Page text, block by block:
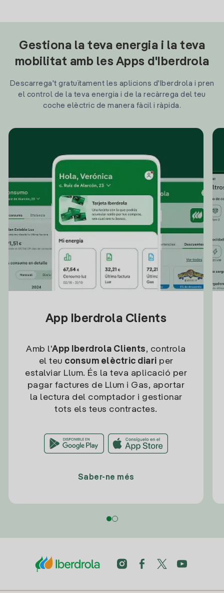
Gestiona la teva energia i la teva
mobilitat amb les Apps d'Iberdrola
Descarrega't gratuïtament les aplicions d'Iberdrola i pren
el control de la teva energia i de la recàrrega del teu
coche elèctric de manera fàcil i ràpida.
App Iberdrola Clients
Amb l'App Iberdrola Clients, controla
el teu consum elèctric diari per
estalviar Llum. És la teva aplicació per
pagar factures de Llum i Gas, aportar
la lectura del comptador i gestionar
tots els teus contractes.
Saber-ne més